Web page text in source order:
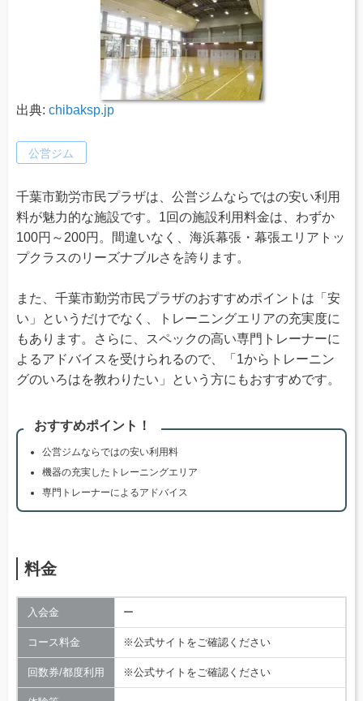
出典: chibaksp.jp
公営ジム
千葉市勤労市民プラザは、公営ジムならではの安い利用
料が魅力的な施設です。1回の施設利用料金は、わずか
100円～200円。間違いなく、海浜幕張・幕張エリアトッ
プクラスのリーズナブルさを誇ります。
また、千葉市勤労市民プラザのおすすめポイントは「安
い」というだけでなく、トレーニングエリアの充実度に
もあります。さらに、スペックの高い専門トレーナーに
よるアドバイスを受けられるので、「1からトレーニン
グのいろはを教わりたい」という方にもおすすめです。
おすすめポイント！
公営ジムならではの安い利用料
機器の充実したトレーニングエリア
専門トレーナーによるアドバイス
料金
入会金 ー
コース料金 ※公式サイトをご確認ください
回数券/都度利用 ※公式サイトをご確認ください